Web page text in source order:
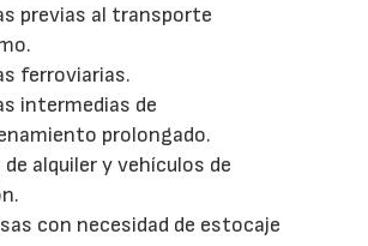
previas al transporte
ferroviarias.
intermedias de
prolongado.
alquiler y vehículos de
con necesidad de estocaje